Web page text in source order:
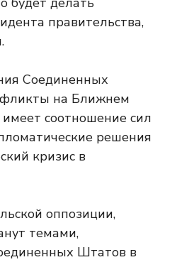
правительства,
Соединенных
на Ближнем
имеет соотношение сил
решения
кризис в
оппозиции,
темами,
Штатов в